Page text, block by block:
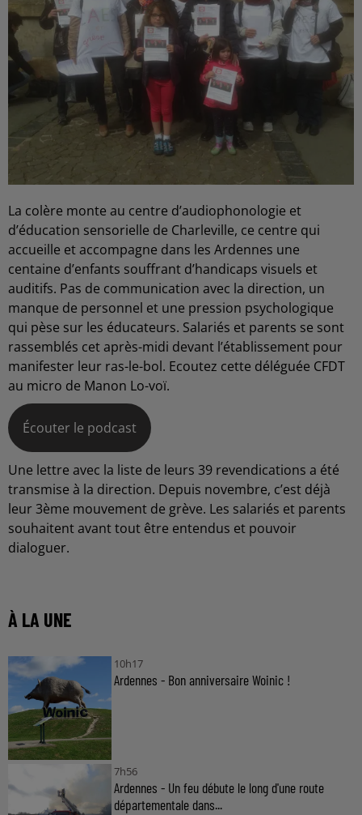
La colère monte au centre d’audiophonologie et
d’éducation sensorielle de Charleville, ce centre qui
accueille et accompagne dans les Ardennes une
centaine d’enfants souffrant d’handicaps visuels et
auditifs. Pas de communication avec la direction, un
manque de personnel et une pression psychologique
qui pèse sur les éducateurs. Salariés et parents se sont
rassemblés cet après-midi devant l’établissement pour
manifester leur ras-le-bol. Ecoutez cette déléguée CFDT
au micro de Manon Lo-voï.
Écouter le podcast
Une lettre avec la liste de leurs 39 revendications a été
transmise à la direction. Depuis novembre, c’est déjà
leur 3ème mouvement de grève. Les salariés et parents
souhaitent avant tout être entendus et pouvoir
dialoguer.
À LA UNE
10h17
Ardennes - Bon anniversaire Woinic !
7h56
Ardennes - Un feu débute le long d'une route
départementale dans...